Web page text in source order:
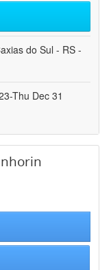
do Sul - RS -
Thu Dec 31